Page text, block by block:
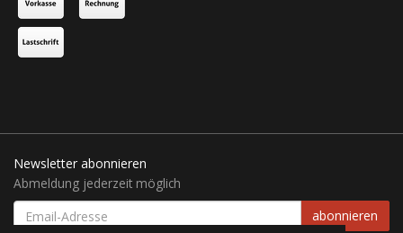
Newsletter abonnieren
Abmeldung jederzeit möglich
EMAIL-
ADRESSE
abonnieren